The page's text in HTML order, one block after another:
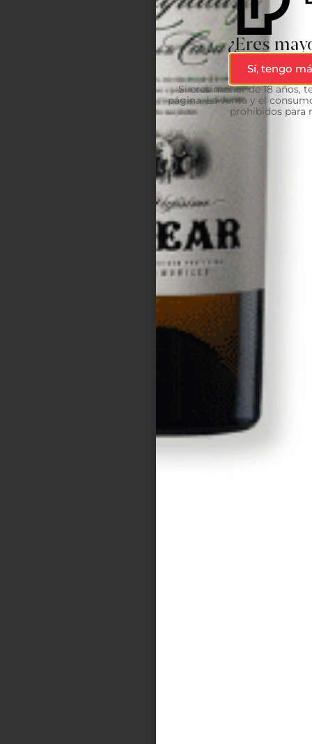
¿Eres
Sí, tengo
Si eres menor de 18 años,
página. La venta y el
prohibidos para